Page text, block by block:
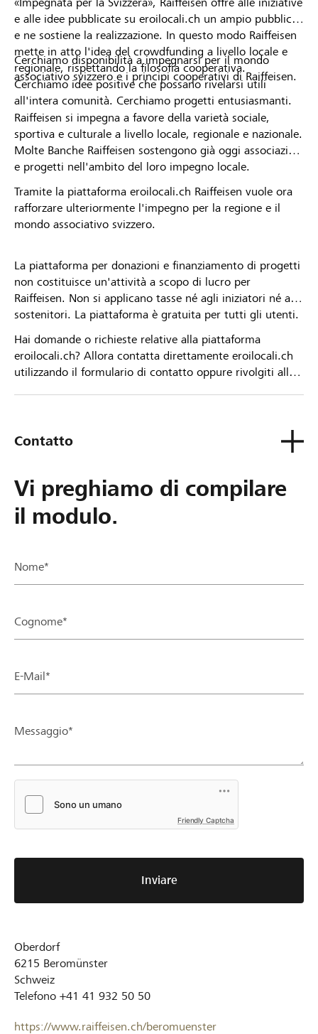
e alle idee pubblicate su eroilocali.ch un ampio pubblico
e ne sostiene la realizzazione. In questo modo Raiffeisen
mette in atto l'idea del crowdfunding a livello locale e
regionale, rispettando la filosofia cooperativa.
Cerchiamo idee positive che possano rivelarsi utili
all'intera comunità. Cerchiamo progetti entusiasmanti.
Cerchiamo disponibilità a impegnarsi per il mondo
associativo svizzero e i principi cooperativi di Raiffeisen.
Raiffeisen si impegna a favore della varietà sociale,
sportiva e culturale a livello locale, regionale e nazionale.
Molte Banche Raiffeisen sostengono già oggi associazioni
e progetti nell'ambito del loro impegno locale.
Tramite la piattaforma eroilocali.ch Raiffeisen vuole ora
rafforzare ulteriormente l'impegno per la regione e il
mondo associativo svizzero.
La piattaforma per donazioni e finanziamento di progetti
non costituisce un'attività a scopo di lucro per
Raiffeisen. Non si applicano tasse né agli iniziatori né ai
sostenitori. La piattaforma è gratuita per tutti gli utenti.
Hai domande o richieste relative alla piattaforma
eroilocali.ch? Allora contatta direttamente eroilocali.ch
utilizzando il formulario di contatto oppure rivolgiti alla
Contatto
Vi preghiamo di compilare
il modulo.
Nome*
Cognome*
E-Mail*
Messaggio*
Friendly Captcha
Inviare
Oberdorf
6215 Beromünster
Schweiz
Telefono +41 41 932 50 50
https://www.raiffeisen.ch/beromuenster